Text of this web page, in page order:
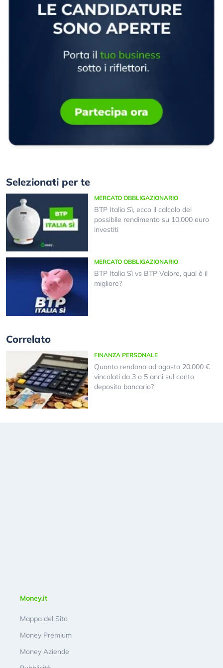
Selezionati per te
MERCATO OBBLIGAZIONARIO
BTP Italia Sì, ecco il calcolo del
possibile rendimento su 10.000 euro
investiti
MERCATO OBBLIGAZIONARIO
BTP Italia Sì vs BTP Valore, qual è il
migliore?
Correlato
FINANZA PERSONALE
Quanto rendono ad agosto 20.000 €
vincolati da 3 o 5 anni sul conto
deposito bancario?
Money.it
Mappa del Sito
Money Premium
Money Aziende